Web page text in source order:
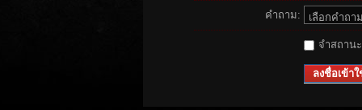
คำถาม:
จำสถาน
ลงชื่อเข้าใ